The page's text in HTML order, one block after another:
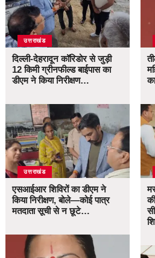
उत्तराखंड
दिल्ली-देहरादून कॉरिडोर से जुड़ी
12 किमी ग्रीनफील्ड बाईपास का
डीएम ने किया निरीक्षण…
उत्तराखंड
एसआईआर शिविरों का डीएम ने
किया निरीक्षण, बोले—कोई पात्र
मतदाता सूची से न छूटे…